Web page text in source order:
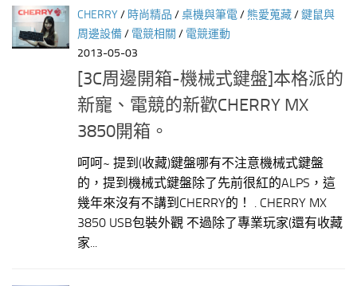
CHERRY/ 時尚精品 /桌機與筆電/ 熊愛蒐藏/鍵鼠與
周邊設備/ 電競相關 / 電競運動
2013-05-03
[3C周邊開箱-機械式鍵盤]本格派的
新寵、電競的新歡CHERRY MX
3850開箱。
呵呵~ 提到(收藏)鍵盤哪有不注意機械式鍵盤
的，提到機械式鍵盤除了先前很紅的ALPS，這
幾年來沒有不講到CHERRY的！ . CHERRY MX
3850 USB包裝外觀 不過除了專業玩家(還有收藏
家...